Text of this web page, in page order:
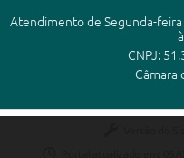
Atendimento de Segunda-feira
CNPJ:
Câmara